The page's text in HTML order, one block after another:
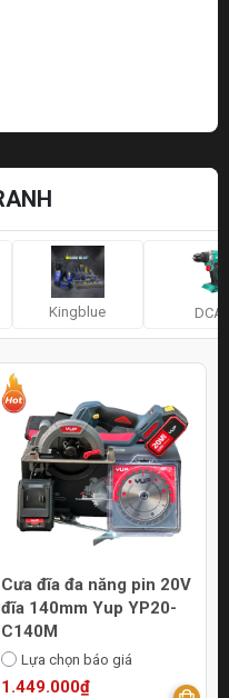
Kingblue DCA
Cưa đĩa đa năng pin 20V
đĩa 140mm Yup YP20-
C140M
Lựa chọn báo giá
1.449.000₫